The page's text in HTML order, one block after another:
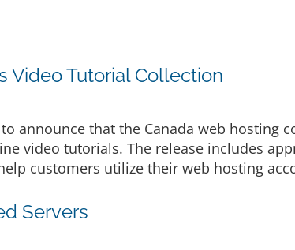
Video Tutorial Collection
announce that the Canada web hosting
video tutorials. The release includes
customers utilize their web hosting
Servers